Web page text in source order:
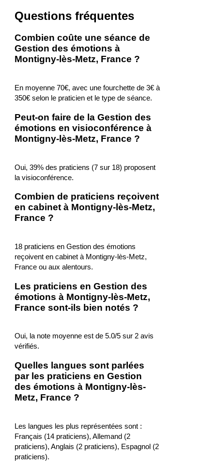
Questions fréquentes
Combien coûte une séance de
Gestion des émotions à
Montigny-lès-Metz, France ?
En moyenne 70€, avec une fourchette de 3€ à
350€ selon le praticien et le type de séance.
Peut-on faire de la Gestion des
émotions en visioconférence à
Montigny-lès-Metz, France ?
Oui, 39% des praticiens (7 sur 18) proposent
la visioconférence.
Combien de praticiens reçoivent
en cabinet à Montigny-lès-Metz,
France ?
18 praticiens en Gestion des émotions
reçoivent en cabinet à Montigny-lès-Metz,
France ou aux alentours.
Les praticiens en Gestion des
émotions à Montigny-lès-Metz,
France sont-ils bien notés ?
Oui, la note moyenne est de 5.0/5 sur 2 avis
vérifiés.
Quelles langues sont parlées
par les praticiens en Gestion
des émotions à Montigny-lès-
Metz, France ?
Les langues les plus représentées sont :
Français (14 praticiens), Allemand (2
praticiens), Anglais (2 praticiens), Espagnol (2
praticiens).